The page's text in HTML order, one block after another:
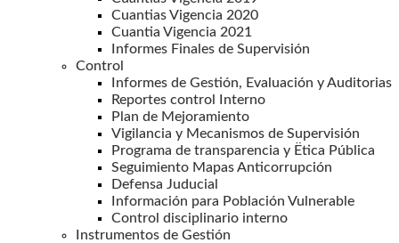
Cuantias Vigencia 2020
Cuantia Vigencia 2021
Informes Finales de Supervisión
Control
Informes de Gestión, Evaluación y Auditorias
Reportes control Interno
Plan de Mejoramiento
Vigilancia y Mecanismos de Supervisión
Programa de transparencia y Ëtica Pública
Seguimiento Mapas Anticorrupción
Defensa Juducial
Información para Población Vulnerable
Control disciplinario interno
Instrumentos de Gestión